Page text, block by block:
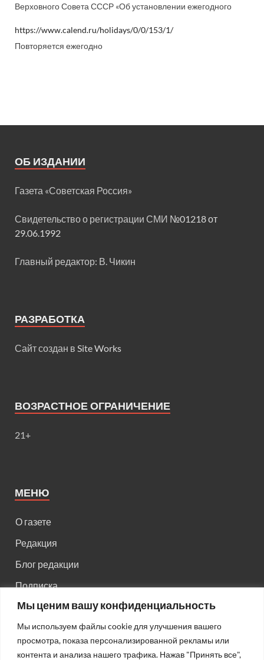
Мы ценим вашу конфиденциальность
Мы используем файлы cookie для улучшения вашего
просмотра, показа персонализированной рекламы или
контента и анализа нашего трафика. Нажав "Принять все",
Верховного Совета СССР «Об установлении ежегодного
https://www.calend.ru/holidays/0/0/153/1/
Повторяется ежегодно
ОБ ИЗДАНИИ
Газета «Советская Россия»
Свидетельство о регистрации СМИ №01218 от
29.06.1992
Главный редактор: В. Чикин
РАЗРАБОТКА
Сайт создан в Site Works
ВОЗРАСТНОЕ ОГРАНИЧЕНИЕ
21+
МЕНЮ
О газете
Редакция
Блог редакции
Подписка
Правила поведения на сайте
Реклама
Старый сайт